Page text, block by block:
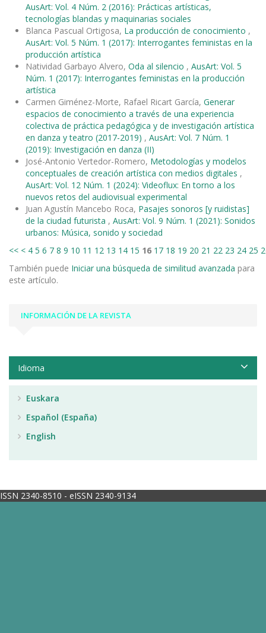
AusArt: Vol. 4 Núm. 2 (2016): Prácticas artísticas,
tecnologías blandas y maquinarias sociales
Blanca Pascual Ortigosa, La producción de conocimiento ,
AusArt: Vol. 5 Núm. 1 (2017): Interrogantes feministas en la
producción artística
Natividad Garbayo Alvero, Oda al silencio , AusArt: Vol. 5
Núm. 1 (2017): Interrogantes feministas en la producción
artística
Carmen Giménez-Morte, Rafael Ricart García, Generar
espacios de conocimiento a través de una experiencia
colectiva de práctica pedagógica y de investigación artística
en danza y teatro (2017-2019) , AusArt: Vol. 7 Núm. 1
(2019): Investigación en danza (II)
José-Antonio Vertedor-Romero, Metodologías y modelos
conceptuales de creación artística con medios digitales ,
AusArt: Vol. 12 Núm. 1 (2024): Videoflux: En torno a los
nuevos retos del audiovisual experimental
Juan Agustín Mancebo Roca, Pasajes sonoros [y ruidistas]
de la ciudad futurista , AusArt: Vol. 9 Núm. 1 (2021): Sonidos
urbanos: Música, sonido y sociedad
<< < 4 5 6 7 8 9 10 11 12 13 14 15 16 17 18 19 20 21 22 23 24 25
También puede Iniciar una búsqueda de similitud avanzada para
este artículo.
INFORMACIÓN DE LA REVISTA
Idioma
Euskara
Español (España)
English
ISSN 2340-8510 - eISSN 2340-9134